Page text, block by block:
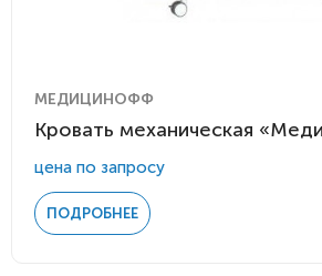
МЕДИЦИНОФФ
Кровать механическая
цена по запросу
ПОДРОБНЕЕ